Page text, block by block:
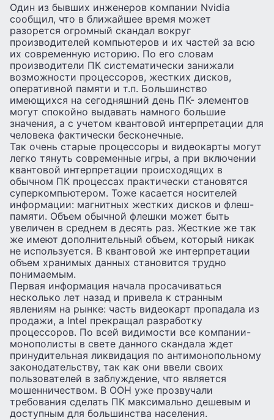
Один из бывших инженеров компании Nvidia
сообщил, что в ближайшее время может
разорется огромный скандал вокруг
производителей компьютеров и их частей за всю
их современную историю. По его словам
производители ПК систематически занижали
возможности процессоров, жестких дисков,
оперативной памяти и т.п. Большинство
имеющихся на сегодняшний день ПК- элементов
могут спокойно выдавать намного большие
значения, а с учетом квантовой интерпретации для
человека фактически бесконечные.
Так очень старые процессоры и видеокарты могут
легко тянуть современные игры, а при включении
квантовой интерпретации происходящих в
обычном ПК процессах практически становятся
суперкомпьютером. Тоже касается носителей
информации: магнитных жестких дисков и флеш-
памяти. Объем обычной флешки может быть
увеличен в среднем в десять раз. Жесткие же так
же имеют дополнительный объем, который никак
не используется. В квантовой же интерпретации
объем хранимых данных становится трудно
понимаемым.
Первая информация начала просачиваться
несколько лет назад и привела к странным
явлениям на рынке: часть видеокарт пропадала из
продажи, а Intel прекращал разработку
процессоров. По всей видимости все компании-
монополисты в свете данного скандала ждет
принудительная ликвидация по антимонопольному
законодательству, так как они ввели своих
пользователей в заблуждение, что является
мошенничеством. В ООН уже прозвучали
требования сделать ПК максимально дешевым и
доступным для большинства населения.